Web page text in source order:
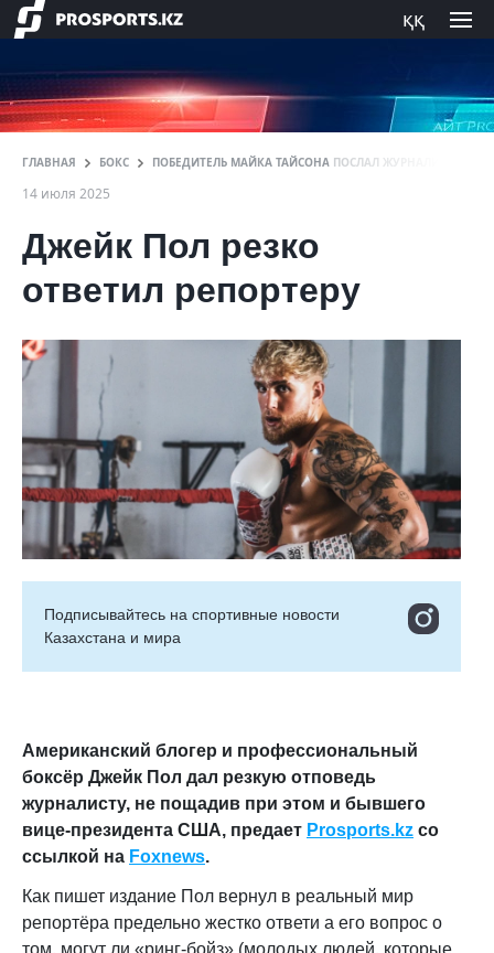
ққ
ГЛАВНАЯ БОКС ПОБЕДИТЕЛЬ МАЙКА ТАЙСОНА ПОСЛАЛ ЖУРНАЛИСТА И
14 июля 2025
Джейк Пол резко
ответил репортеру
Подписывайтесь на cпортивные новости
Казахстана и мира
Американский блогер и профессиональный
боксёр Джейк Пол дал резкую отповедь
журналисту, не пощадив при этом и бывшего
вице-президента США, предает Prosports.kz со
ссылкой на Foxnews.
Как пишет издание Пол вернул в реальный мир
репортёра предельно жестко ответи а его вопрос о
том, могут ли «ринг-бойз» (молодых людей, которые